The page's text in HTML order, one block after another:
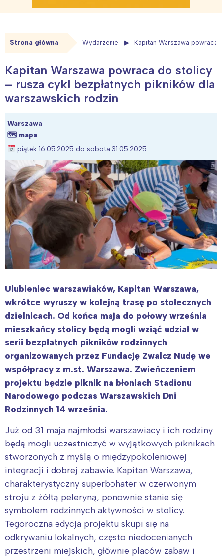
Strona główna Wydarzenie Kapitan Warszawa
Kapitan Warszawa powraca do stolicy
– rusza cykl bezpłatnych pikników dla
warszawskich rodzin
Warszawa
🗺 mapa
piątek 16.05.2025 do sobota 31.05.2025
Ulubieniec warszawiaków, Kapitan Warszawa,
wkrótce wyruszy w kolejną trasę po stołecznych
dzielnicach. Od końca maja do połowy września
mieszkańcy stolicy będą mogli wziąć udział w
serii bezpłatnych pikników rodzinnych
organizowanych przez Fundację Zwalcz Nudę we
współpracy z m.st. Warszawa. Zwieńczeniem
projektu będzie piknik na błoniach Stadionu
Narodowego podczas Warszawskich Dni
Rodzinnych 14 września.
Już od 31 maja najmłodsi warszawiacy i ich rodziny
będą mogli uczestniczyć w wyjątkowych piknikach
stworzonych z myślą o międzypokoleniowej
integracji i dobrej zabawie. Kapitan Warszawa,
charakterystyczny superbohater w czerwonym
stroju z żółtą peleryną, ponownie stanie się
symbolem rodzinnych aktywności w stolicy.
Tegoroczna edycja projektu skupi się na
odkrywaniu lokalnych, często niedocenianych
przestrzeni miejskich, głównie placów zabaw i